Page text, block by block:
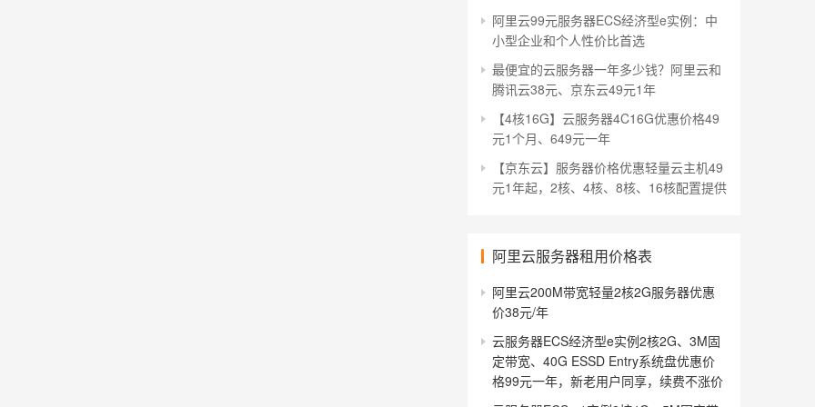
阿里云99元服务器ECS经济型e实例：中
小型企业和个人性价比首选
最便宜的云服务器一年多少钱？阿里云和
腾讯云38元、京东云49元1年
【4核16G】云服务器4C16G优惠价格49
元1个月、649元一年
【京东云】服务器价格优惠轻量云主机49
元1年起，2核、4核、8核、16核配置提供
阿里云服务器租用价格表
阿里云200M带宽轻量2核2G服务器优惠
价38元/年
云服务器ECS经济型e实例2核2G、3M固
定带宽、40G ESSD Entry系统盘优惠价
格99元一年，新老用户同享，续费不涨价